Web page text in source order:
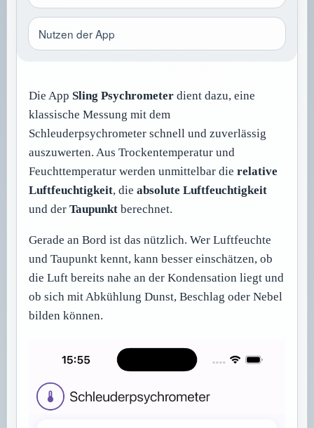
Nutzen der App
Die App Sling Psychrometer dient dazu, eine
klassische Messung mit dem
Schleuderpsychrometer schnell und zuverlässig
auszuwerten. Aus Trockentemperatur und
Feuchttemperatur werden unmittelbar dierelative
Luftfeuchtigkeit, dieabsolute Luftfeuchtigkeit
und derTaupunkt berechnet.
Gerade an Bord ist das nützlich. Wer Luftfeuchte
und Taupunkt kennt, kann besser einschätzen, ob
die Luft bereits nahe an der Kondensation liegt und
ob sich mit Abkühlung Dunst, Beschlag oder Nebel
bilden können.